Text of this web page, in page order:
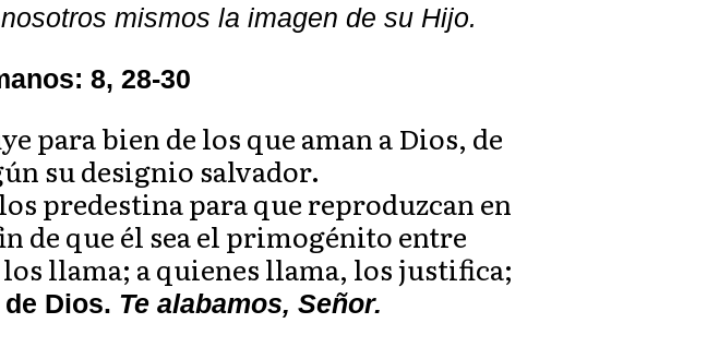
mismos la imagen de su Hijo.
8, 28-30
para bien de los que aman a Dios, de
su designio salvador.
predestina para que reproduzcan en
de que él sea el primogénito entre
llama; a quienes llama, los justifica;
Dios. Te alabamos, Señor.